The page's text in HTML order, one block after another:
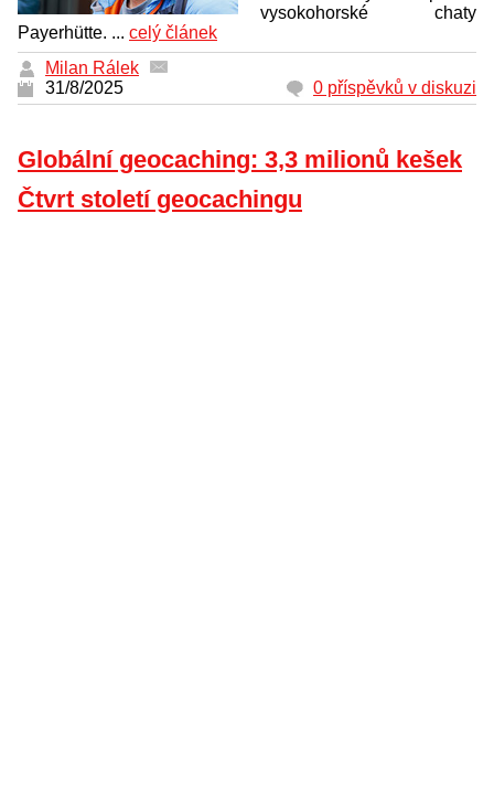
vysokohorské chaty
Payerhütte. ... celý článek
Milan Rálek
31/8/2025
0 příspěvků v diskuzi
Globální geocaching: 3,3 milionů kešek
Čtvrt století geocachingu